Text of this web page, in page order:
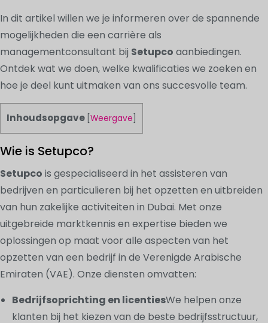
In dit artikel willen we je informeren over de spannende
mogelijkheden die een carrière als
managementconsultant bij Setupco aanbiedingen.
Ontdek wat we doen, welke kwalificaties we zoeken en
hoe je deel kunt uitmaken van ons succesvolle team.
Inhoudsopgave Weergave
Wie is Setupco?
Setupco is gespecialiseerd in het assisteren van
bedrijven en particulieren bij het opzetten en uitbreiden
van hun zakelijke activiteiten in Dubai. Met onze
uitgebreide marktkennis en expertise bieden we
oplossingen op maat voor alle aspecten van het
opzetten van een bedrijf in de Verenigde Arabische
Emiraten (VAE). Onze diensten omvatten:
Bedrijfsoprichting en licentiesWe helpen onze
klanten bij het kiezen van de beste bedrijfsstructuur,